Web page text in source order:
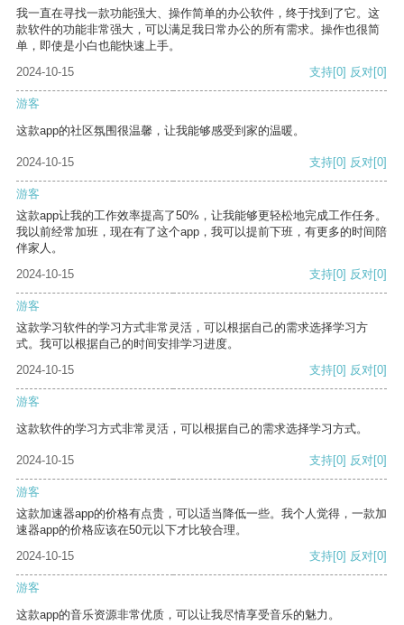
我一直在寻找一款功能强大、操作简单的办公软件，终于找到了它。这
款软件的功能非常强大，可以满足我日常办公的所有需求。操作也很简
单，即使是小白也能快速上手。
2024-10-15
支持[0] 反对[0]
游客
这款app的社区氛围很温馨，让我能够感受到家的温暖。
2024-10-15 支持[0] 反对[0]
游客
这款app让我的工作效率提高了50%，让我能够更轻松地完成工作任务。
我以前经常加班，现在有了这个app，我可以提前下班，有更多的时间陪
伴家人。
2024-10-15
支持[0] 反对[0]
游客
这款学习软件的学习方式非常灵活，可以根据自己的需求选择学习方
式。我可以根据自己的时间安排学习进度。
2024-10-15
支持[0] 反对[0]
游客
这款软件的学习方式非常灵活，可以根据自己的需求选择学习方式。
2024-10-15 支持[0] 反对[0]
游客
这款加速器app的价格有点贵，可以适当降低一些。我个人觉得，一款加
速器app的价格应该在50元以下才比较合理。
2024-10-15
支持[0] 反对[0]
游客
这款app的音乐资源非常优质，可以让我尽情享受音乐的魅力。